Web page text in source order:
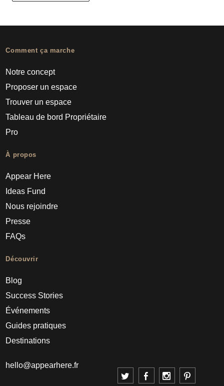
Comment ça marche
Notre concept
Proposer un espace
Trouver un espace
Tableau de bord Propriétaire
Pro
À propos
Appear Here
Ideas Fund
Nous rejoindre
Presse
FAQs
Découvrir
Blog
Success Stories
Événements
Guides pratiques
Destinations
hello@appearhere.fr